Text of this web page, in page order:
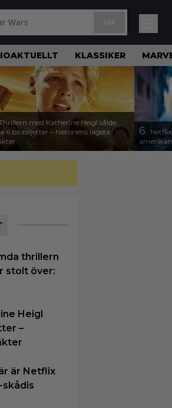
KLASSIKER
med Katherine Heigl sålde
6 biobiljetter – historiens lägsta
6.
thrillern
stolt över:
Heigl
–
är Netflix
skådis